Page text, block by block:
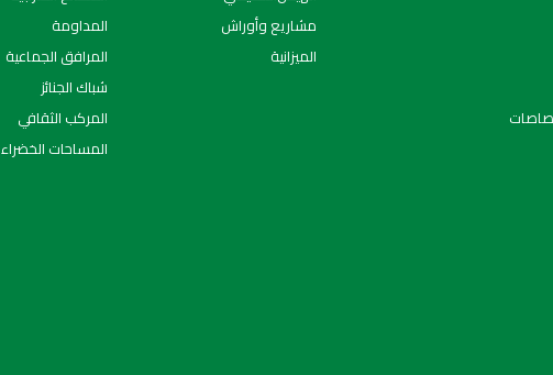
مشاريع وأوراش
الميزانية
المداومة
المرافق الجماعية
شباك الجنائز
المركب الثقافي
المساحات الخضراء